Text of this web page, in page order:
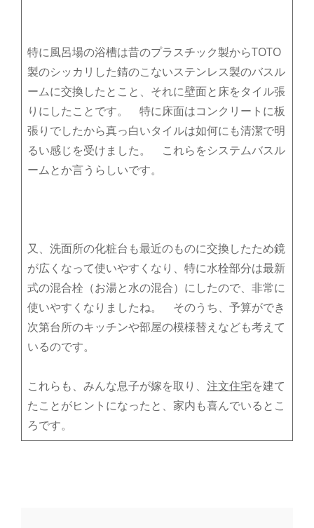
特に風呂場の浴槽は昔のプラスチック製からTOTO
製のシッカリした錆のこないステンレス製のバスル
ームに交換したとこと、それに壁面と床をタイル張
りにしたことです。 特に床面はコンクリートに板
張りでしたから真っ白いタイルは如何にも清潔で明
るい感じを受けました。 これらをシステムバスル
ームとか言うらしいです。
又、洗面所の化粧台も最近のものに交換したため鏡
が広くなって使いやすくなり、特に水栓部分は最新
式の混合栓（お湯と水の混合）にしたので、非常に
使いやすくなりましたね。 そのうち、予算ができ
次第台所のキッチンや部屋の模様替えなども考えて
いるのです。
これらも、みんな息子が嫁を取り、 注文住宅を建て
たことがヒントになったと、家内も喜んでいるとこ
ろです。